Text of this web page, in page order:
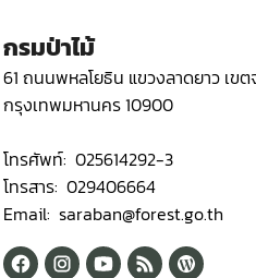
กรมป่าไม้
61 ถนนพหลโยธิน แขวงลาดยาว เข
กรุงเทพมหานคร 10900
โทรศัพท์: 025614292-3
โทรสาร: 029406664
Email: saraban@forest.go.th